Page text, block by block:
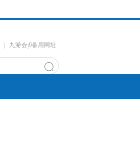
九游会j9备用网址